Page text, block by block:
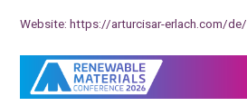
Website:https://arturcisar-erlach.com/de/